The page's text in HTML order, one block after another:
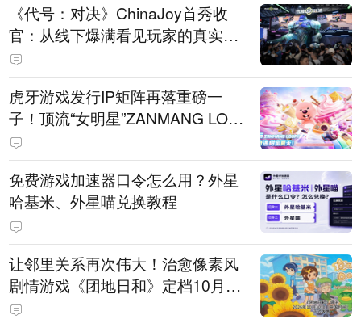
《代号：对决》ChinaJoy首秀收
官：从线下爆满看见玩家的真实期
待
虎牙游戏发行IP矩阵再落重磅一
子！顶流“女明星”ZANMANG LOO
PY 正版3D消除手游《消消奇遇》
惊喜曝光
免费游戏加速器口令怎么用？外星
哈基米、外星喵兑换教程
让邻里关系再次伟大！治愈像素风
剧情游戏《团地日和》定档10月30
日发售